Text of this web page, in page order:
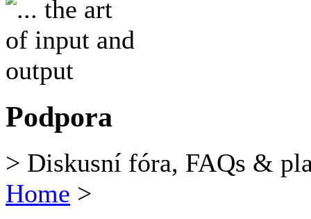
Podpora
> Diskusní fóra, FAQs &
Home >